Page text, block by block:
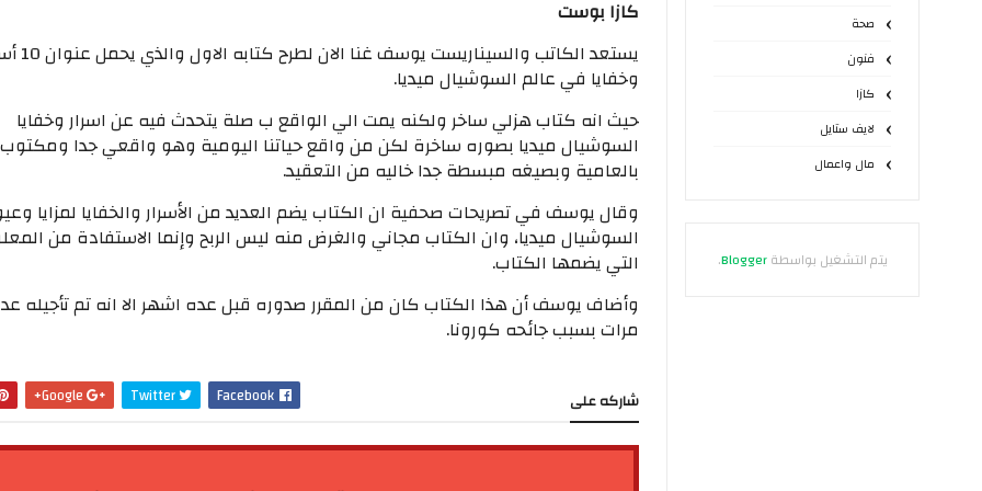
صحة
فنون
كازا
لايف ستايل
مال واعمال
يتم التشغيل بواسطةBlogger
.
كازا بوست
يستعد الكاتب
وخفايا في عالم السوشيال ميديا.
حيث انه كتاب هزلي ساخر ولكنه يمت الي الواقع ب صلة يتحدث فيه عن اسرار وخفايا
السوشيال ميديا بصوره ساخرة لكن من واقع حياتنا اليومية وهو واقعي جدا ومكتوب
بالعامية وبصيغه مبسطة جدا خاليه من التعقيد.
وقال يوسف في تصريحات صحفية ان الكتاب يضم العديد من الأسرار والخفايا لمزايا
السوشيال ميديا، وان الكتاب مجاني والغرض منه ليس الربح وإنما الاستفادة من
التي يضمها الكتاب.
وأضاف يوسف أن هذا الكتاب كان من المقرر صدوره قبل عده اشهر الا انه تم تأجيله
مرات بسبب جائحه كورونا.
شاركه على Facebook
Twitter